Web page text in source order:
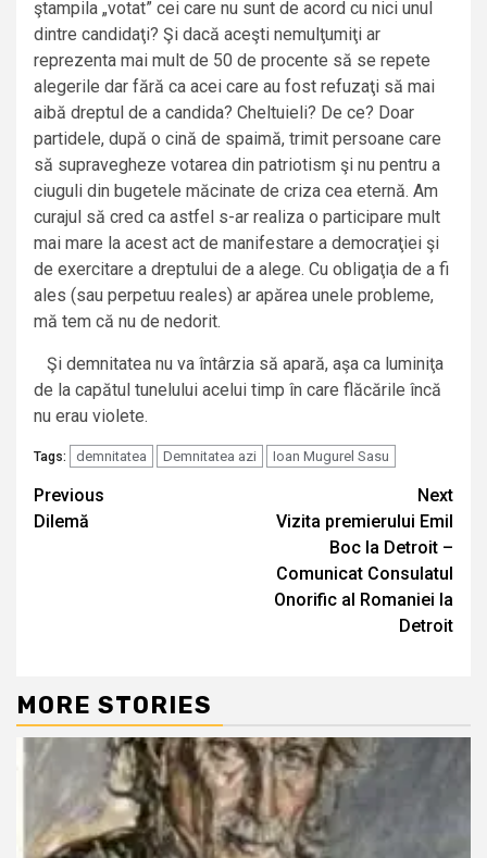
ştampila „votat” cei care nu sunt de acord cu nici unul
dintre candidaţi? Şi dacă aceşti nemulţumiţi ar
reprezenta mai mult de 50 de procente să se repete
alegerile dar fără ca acei care au fost refuzaţi să mai
aibă dreptul de a candida? Cheltuieli? De ce? Doar
partidele, după o cină de spaimă, trimit persoane care
să supravegheze votarea din patriotism şi nu pentru a
ciuguli din bugetele măcinate de criza cea eternă. Am
curajul să cred ca astfel s-ar realiza o participare mult
mai mare la acest act de manifestare a democraţiei şi
de exercitare a dreptului de a alege. Cu obligaţia de a fi
ales (sau perpetuu reales) ar apărea unele probleme,
mă tem că nu de nedorit.
Şi demnitatea nu va întârzia să apară, aşa ca luminiţa
de la capătul tunelului acelui timp în care flăcările încă
nu erau violete.
Tags: demnitatea Demnitatea azi Ioan Mugurel Sasu
Continue
Reading
Previous
Dilemă
Next
Vizita premierului Emil
Boc la Detroit –
Comunicat Consulatul
Onorific al Romaniei la
Detroit
MORE STORIES